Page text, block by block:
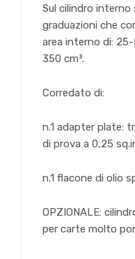
Sul cilindro interno
graduazioni che
area interno di:
350 cm³.
Corredato di:
n.1 adapter plate:
di prova a 0,25
n.1 flacone di olio
OPZIONALE:
per carte molto